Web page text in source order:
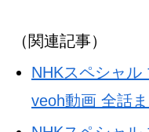
（関連記事）
NHKスペシャル
veoh動画 全話